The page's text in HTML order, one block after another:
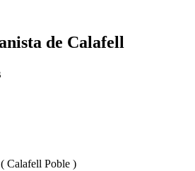
de Calafell
Calafell Poble )